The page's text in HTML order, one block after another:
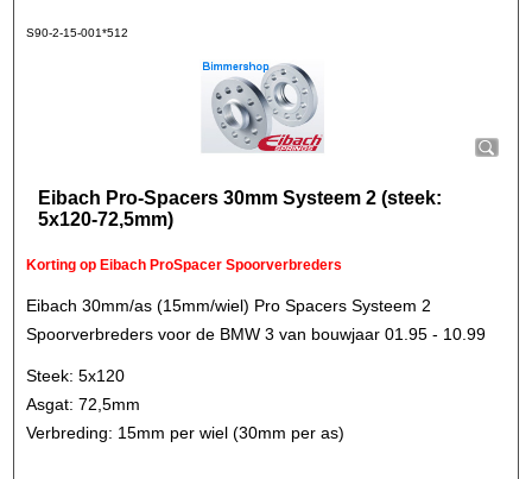
S90-2-15-001*512
Eibach Pro-Spacers 30mm Systeem 2 (steek:
5x120-72,5mm)
Korting op Eibach ProSpacer Spoorverbreders
Eibach 30mm/as (15mm/wiel) Pro Spacers Systeem 2
Spoorverbreders voor de BMW 3 van bouwjaar 01.95 - 10.99
Steek: 5x120
Asgat: 72,5mm
Verbreding: 15mm per wiel (30mm per as)